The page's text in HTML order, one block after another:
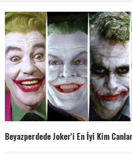
Beyazperdede Joker'i En İyi Kim